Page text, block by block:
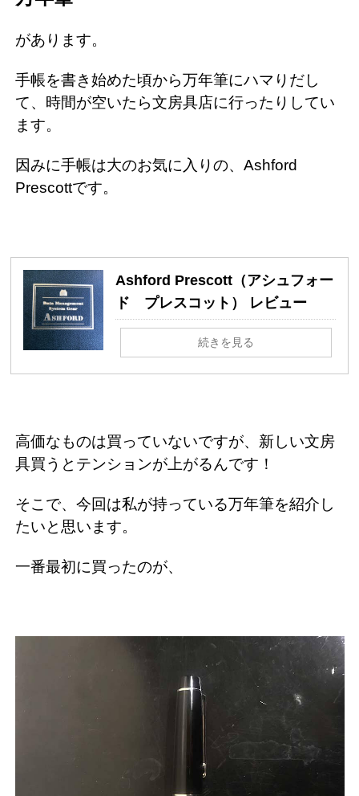
があります。
手帳を書き始めた頃から万年筆にハマりだし
て、時間が空いたら文房具店に行ったりしてい
ます。
因みに手帳は大のお気に入りの、Ashford
Prescottです。
Ashford Prescott（アシュフォー
ド プレスコット） レビュー
続きを見る
高価なものは買っていないですが、新しい文房
具買うとテンションが上がるんです！
そこで、今回は私が持っている万年筆を紹介し
たいと思います。
一番最初に買ったのが、